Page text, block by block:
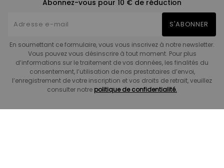
Abonnez-vous pour 10 € de réduction
S'ABONNER
En soumettant ce formulaire, vous vous inscrivez à notre newsletter.
Vous pouvez vous désinscrire à tout moment. Pour plus
d’informations sur le traitement de vos données, les finalités du
consentement, l’utilisation de nos prestataires d’envoi,
l’enregistrement de votre inscription et vos droits de retrait, veuillez
consulter notre politique de confidentialité.